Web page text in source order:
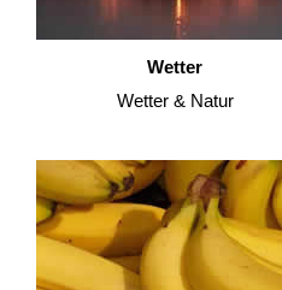
Wetter
Wetter & Natur